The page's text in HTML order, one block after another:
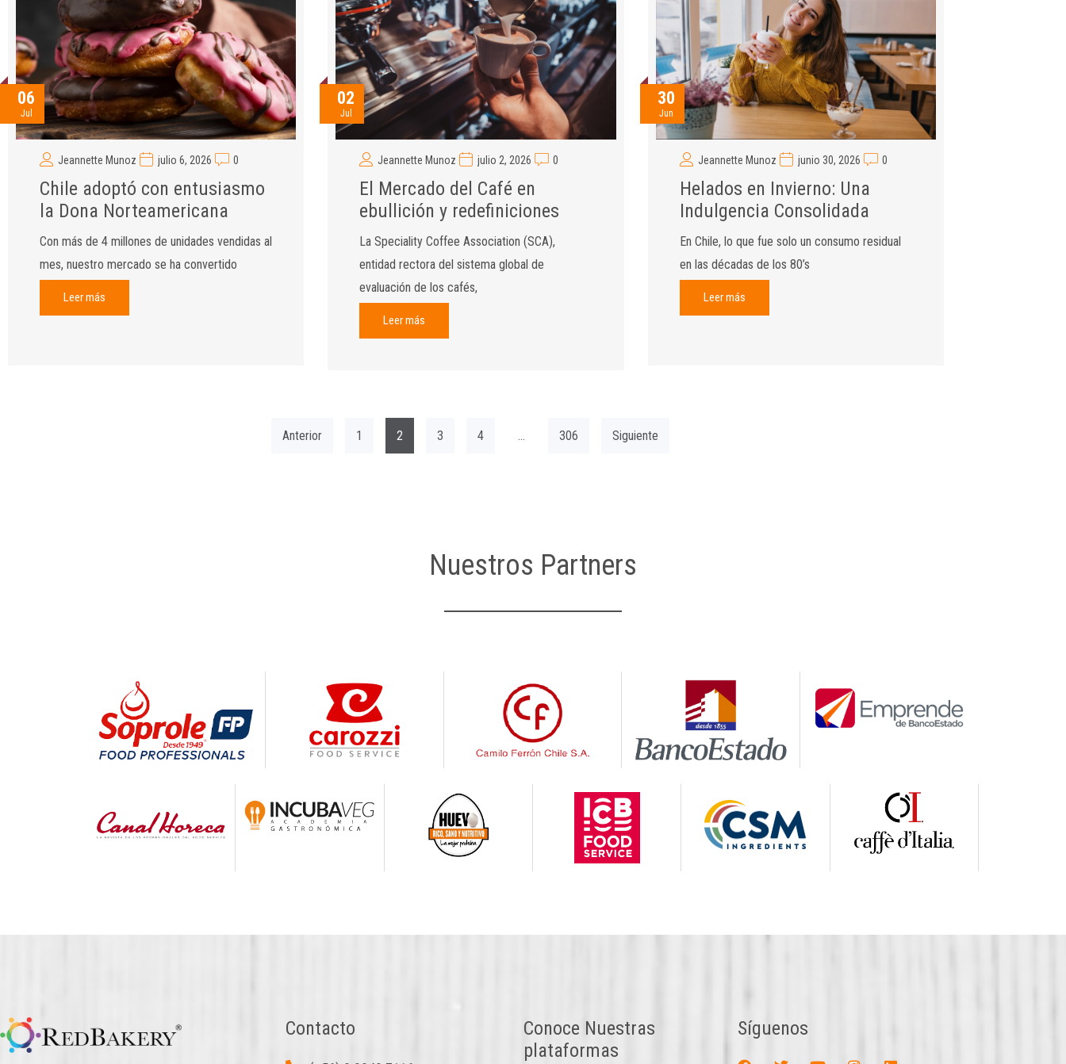
06
Jul
Jeannette Munoz julio 6, 2026 0
Chile adoptó con entusiasmo
la Dona Norteamericana
Con más de 4 millones de unidades vendidas al
mes, nuestro mercado se ha convertido
Leer más
02
Jul
Jeannette Munoz julio 2, 2026 0
El Mercado del Café en
ebullición y redefiniciones
La Speciality Coffee Association (SCA),
entidad rectora del sistema global de
evaluación de los cafés,
Leer más
30
Jun
Jeannette Munoz junio 30, 2026 0
Helados en Invierno: Una
Indulgencia Consolidada
En Chile, lo que fue solo un consumo residual
en las décadas de los 80’s
Leer más
Anterior 1 2 3 4 … 306 Siguiente
Nuestros Partners
Contacto
Conoce Nuestras
plataformas
Síguenos